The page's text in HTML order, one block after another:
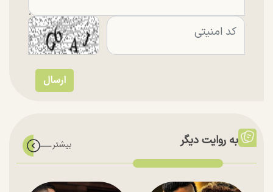
به روایت دیگر